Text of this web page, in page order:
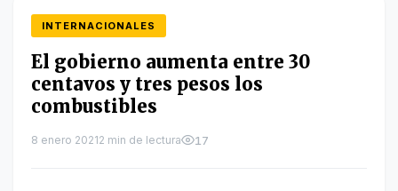
INTERNACIONALES
El gobierno aumenta entre 30
centavos y tres pesos los
combustibles
8 enero 20212 min de lectura 17